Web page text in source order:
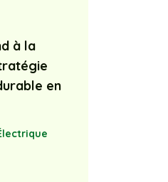
à la
en